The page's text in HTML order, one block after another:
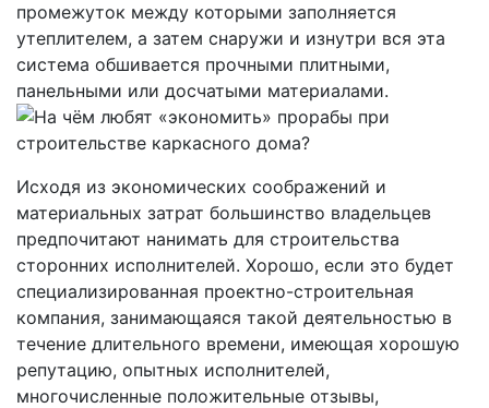
промежуток между которыми заполняется
утеплителем, а затем снаружи и изнутри вся эта
система обшивается прочными плитными,
панельными или досчатыми материалами.
Исходя из экономических соображений и
материальных затрат большинство владельцев
предпочитают нанимать для строительства
сторонних исполнителей. Хорошо, если это будет
специализированная проектно-строительная
компания, занимающаяся такой деятельностью в
течение длительного времени, имеющая хорошую
репутацию, опытных исполнителей,
многочисленные положительные отзывы,